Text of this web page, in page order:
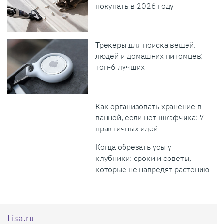
покупать в 2026 году
Трекеры для поиска вещей,
людей и домашних питомцев:
топ-6 лучших
Как организовать хранение в
ванной, если нет шкафчика: 7
практичных идей
Когда обрезать усы у
клубники: сроки и советы,
которые не навредят растению
Lisa.ru